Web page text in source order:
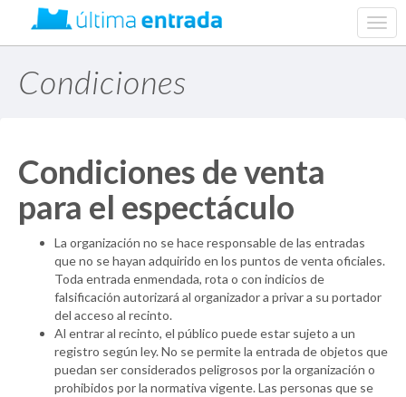
Condiciones
Condiciones de venta
para el espectáculo
La organización no se hace responsable de las entradas
que no se hayan adquirido en los puntos de venta oficiales.
Toda entrada enmendada, rota o con indicios de
falsificación autorizará al organizador a privar a su portador
del acceso al recinto.
Al entrar al recinto, el público puede estar sujeto a un
registro según ley. No se permite la entrada de objetos que
puedan ser considerados peligrosos por la organización o
prohibidos por la normativa vigente. Las personas que se